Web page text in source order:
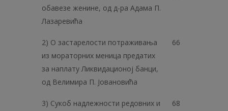
обавезе женине, од д-ра Адама П.
Лазаревића
2) О застарелости потраживања
из мораторних меница предатих
за наплату Ликвидационој банци,
од Велимира П. Јовановића
66
3) Сукоб надлежности редовних и
68